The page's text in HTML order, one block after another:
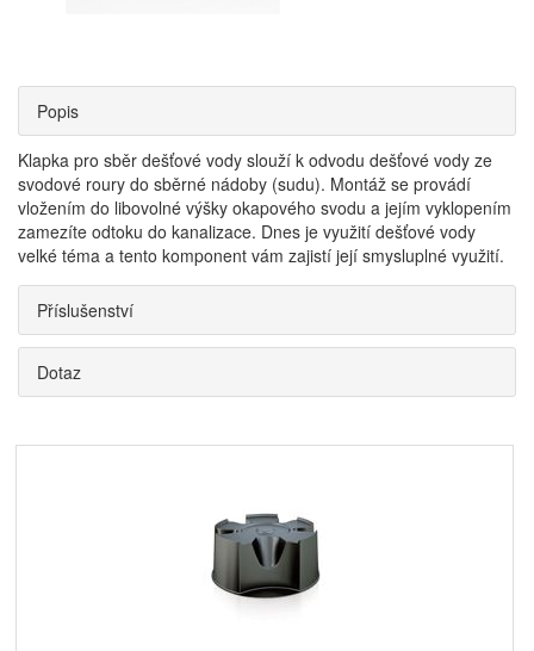
Popis
Klapka pro sběr dešťové vody slouží k odvodu dešťové vody ze
svodové roury do sběrné nádoby (sudu). Montáž se provádí
vložením do libovolné výšky okapového svodu a jejím vyklopením
zamezíte odtoku do kanalizace. Dnes je využití dešťové vody
velké téma a tento komponent vám zajistí její smysluplné využití.
Příslušenství
Dotaz